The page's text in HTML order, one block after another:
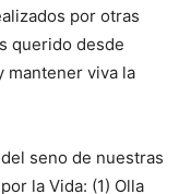
por otras
querido desde
mantener viva la
seno de nuestras
la Vida: (1) Olla